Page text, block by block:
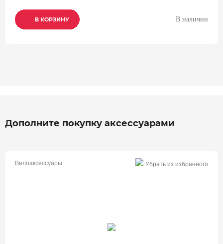
В КОРЗИНУ
В КОРЗИНУ
В КОРЗИНУ В наличии
Дополните покупку аксессуарами
Велоаксессуары Убрать из избранного